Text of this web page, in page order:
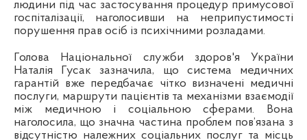
людини під час застосування процедур примусової
госпіталізації, наголосивши на неприпустимості
порушення прав осіб із психічними розладами.
Голова Національної служби здоров'я України
Наталія Гусак зазначила, що система медичних
гарантій вже передбачає чітко визначені медичні
послуги, маршрути пацієнтів та механізми взаємодії
між медичною і соціальною сферами. Вона
наголосила, що значна частина проблем пов’язана з
відсутністю належних соціальних послуг та місць